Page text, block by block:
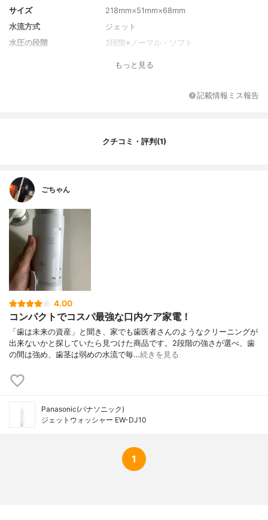
サイズ
218mm×51mm×68mm
水流方式
ジェット
水圧の段階
2段階※ノーマル・ソフト
353Pa〜530kPa
もっと見る
記載情報ミス報告
クチコミ・評判(1)
ごちゃん
4.00
コンパクトでコスパ最強な口内ケア家電！
「歯は未来の資産」と聞き、家でも歯医者さんのようなクリーニングが
出来ないかと探していたら見つけた商品です。2段階の強さが選べ、歯
の間は強め、歯茎は弱めの水流で毎…続きを見る
Panasonic(パナソニック)
ジェットウォッシャー EW-DJ10
1